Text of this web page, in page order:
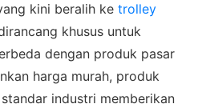
kini beralih ke trolley
khusus untuk
dengan produk pasar
harga murah, produk
industri memberikan